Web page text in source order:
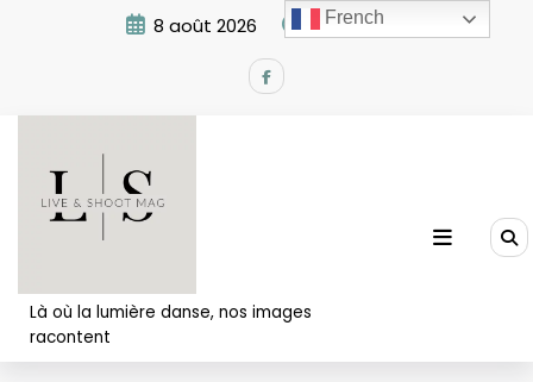
8 août 2026 8:26:39 AM
Là où la lumière danse, nos images
racontent
French